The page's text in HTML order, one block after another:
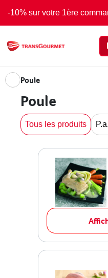
-10% sur votre 1ère
Poule
Poule
Tous les produits